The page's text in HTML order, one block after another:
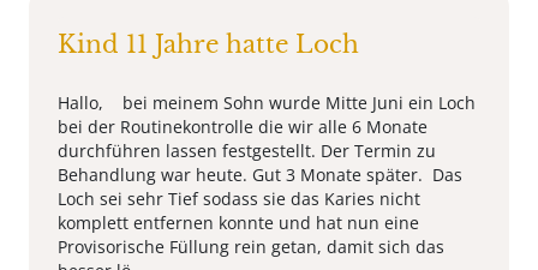
Kind 11 Jahre hatte Loch
Hallo, bei meinem Sohn wurde Mitte Juni ein Loch
bei der Routinekontrolle die wir alle 6 Monate
durchführen lassen festgestellt. Der Termin zu
Behandlung war heute. Gut 3 Monate später. Das
Loch sei sehr Tief sodass sie das Karies nicht
komplett entfernen konnte und hat nun eine
Provisorische Füllung rein getan, damit sich das